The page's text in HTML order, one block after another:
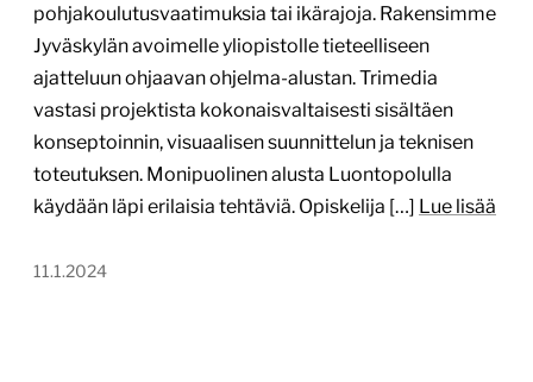
pohjakoulutusvaatimuksia tai ikärajoja. Rakensimme
Jyväskylän avoimelle yliopistolle tieteelliseen
ajatteluun ohjaavan ohjelma-alustan. Trimedia
vastasi projektista kokonaisvaltaisesti sisältäen
konseptoinnin, visuaalisen suunnittelun ja teknisen
toteutuksen. Monipuolinen alusta Luontopolulla
käydään läpi erilaisia tehtäviä. Opiskelija […] Lue lisää
11.1.2024